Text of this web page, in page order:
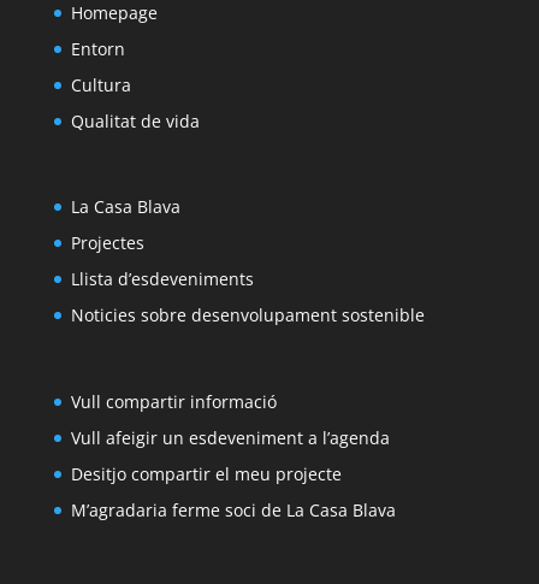
Homepage
Entorn
Cultura
Qualitat de vida
La Casa Blava
Projectes
Llista d’esdeveniments
Noticies sobre desenvolupament sostenible
Vull compartir informació
Vull afeigir un esdeveniment a l’agenda
Desitjo compartir el meu projecte
M’agradaria ferme soci de La Casa Blava